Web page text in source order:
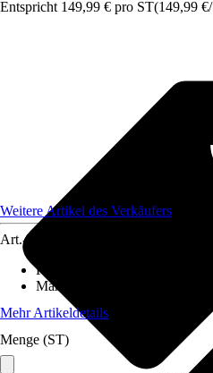
Entspricht 149,99 € pro ST(149,99 €/
Weitere Artikel des Verkäufers
Art.-Nr.
Förderleistung
Maße (LxBxH)
Mehr Artikeldetails
Menge (ST)